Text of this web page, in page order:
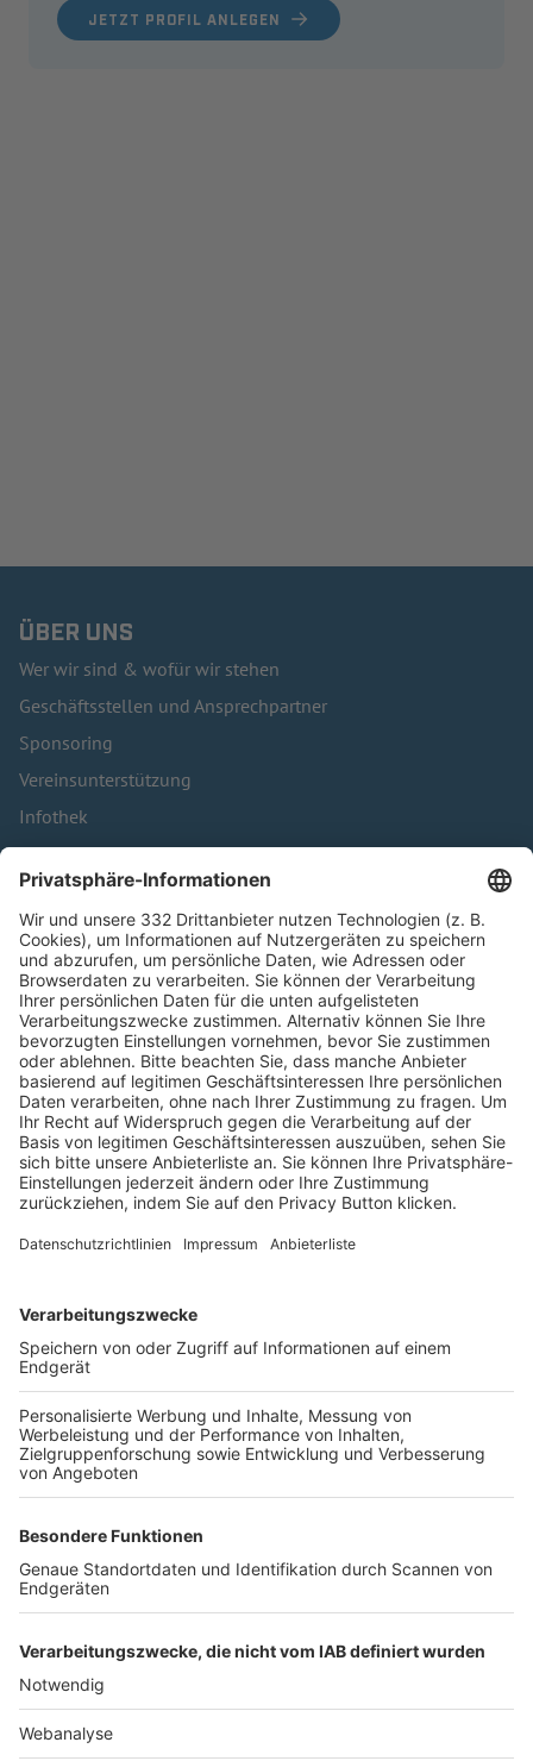
JETZT PROFIL ANLEGEN
ÜBER UNS
Wer wir sind & wofür wir stehen
Geschäftsstellen und Ansprechpartner
Sponsoring
Vereinsunterstützung
Infothek
Kontakt
HÄUFIG BESUCHTE SEITEN
Pässe und Vereinswechsel
Trainerausbildung
Schulungsangebot Vereinsmitarbeiter
BFV-Geschäftsstellen
Trainerbörse
Login SpielPlus
FOLGE DEM BFV
TOP-VEREINE
TOP-PARTNER
SFV DFB